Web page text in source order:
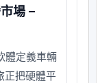
場 –
體定義車輛
正把硬體平